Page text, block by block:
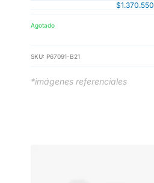
$1.370.550
Agotado
SKU: P67091-B21
*imágenes referenciales